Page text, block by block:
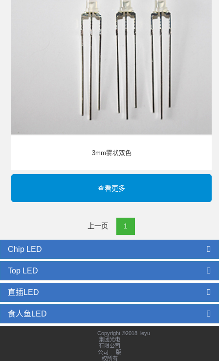
3mm雾状双色
查看更多
上一页 1
Chip LED
Top LED
直插LED
食人鱼LED
Copyright ©2018 leyu
集团光电
有限公司
公司 版
权所有